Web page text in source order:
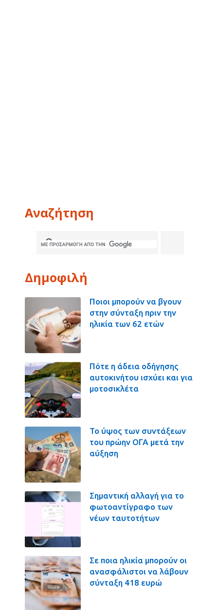
Αναζήτηση
Δημοφιλή
Ποιοι μπορούν να βγουν
στην σύνταξη πριν την
ηλικία των 62 ετών
Πότε η άδεια οδήγησης
αυτοκινήτου ισχύει και για
μοτοσικλέτα
Το ύψος των συντάξεων
του πρώην ΟΓΑ μετά την
αύξηση
Σημαντική αλλαγή για το
φωτοαντίγραφο των
νέων ταυτοτήτων
Σε ποια ηλικία μπορούν οι
ανασφάλιστοι να λάβουν
σύνταξη 418 ευρώ